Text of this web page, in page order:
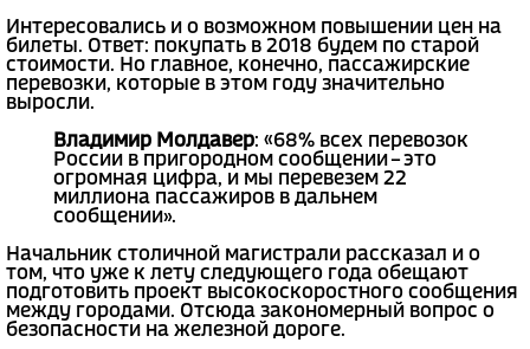
Интересовались и о возможном повышении цен на
билеты. Ответ: покупать в 2018 будем по старой
стоимости. Но главное, конечно, пассажирские
перевозки, которые в этом году значительно
выросли.
Владимир Молдавер: «68% всех перевозок
России в пригородном сообщении – это
огромная цифра, и мы перевезем 22
миллиона пассажиров в дальнем
сообщении».
Начальник столичной магистрали рассказал и о
том, что уже к лету следующего года обещают
подготовить проект высокоскоростного сообщения
между городами. Отсюда закономерный вопрос о
безопасности на железной дороге.